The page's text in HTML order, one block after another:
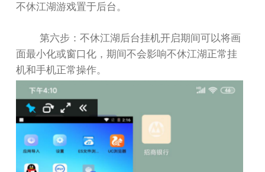
不休江湖游戏置于后台。
第六步：不休江湖后台挂机开启期间可以将画
面最小化或窗口化，期间不会影响不休江湖正常挂
机和手机正常操作。